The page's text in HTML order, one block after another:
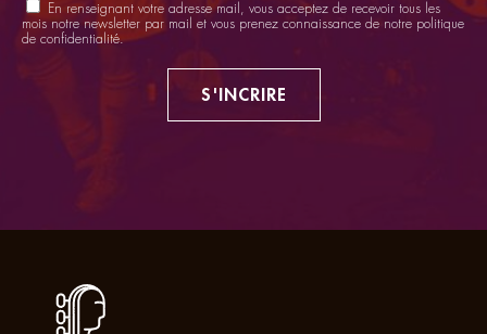
En renseignant votre adresse mail, vous acceptez de recevoir tous les
mois notre newsletter par mail et vous prenez connaissance de notre politique
de confidentialité.
S'INCRIRE